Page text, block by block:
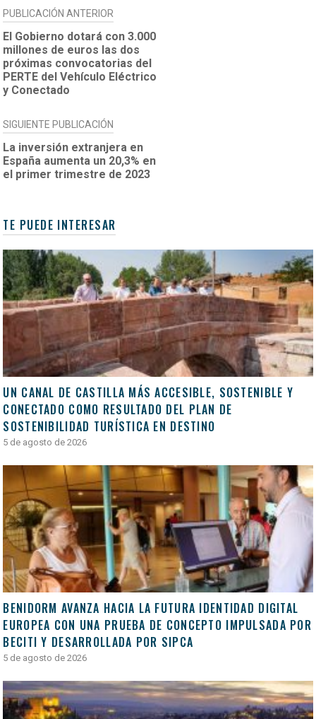
NAVEGACIÓN
DE
ENTRADAS
PUBLICACIÓN ANTERIOR
El Gobierno dotará con 3.000
millones de euros las dos
próximas convocatorias del
PERTE del Vehículo Eléctrico
y Conectado
SIGUIENTE PUBLICACIÓN
La inversión extranjera en
España aumenta un 20,3% en
el primer trimestre de 2023
TE PUEDE INTERESAR
UN CANAL DE CASTILLA MÁS ACCESIBLE, SOSTENIBLE Y
CONECTADO COMO RESULTADO DEL PLAN DE
SOSTENIBILIDAD TURÍSTICA EN DESTINO
5 de agosto de 2026
BENIDORM AVANZA HACIA LA FUTURA IDENTIDAD DIGITAL
EUROPEA CON UNA PRUEBA DE CONCEPTO IMPULSADA POR
BECITI Y DESARROLLADA POR SIPCA
5 de agosto de 2026